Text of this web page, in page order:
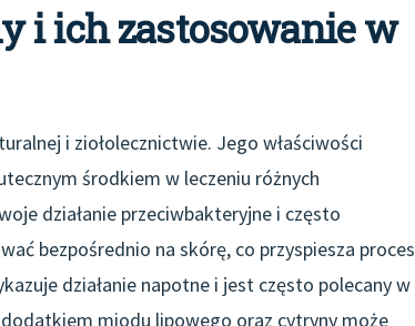
i ich zastosowanie w
i ziołolecznictwie. Jego właściwości
środkiem w leczeniu różnych
działanie przeciwbakteryjne i często
bezpośrednio na skórę, co przyspiesza proces
działanie napotne i jest często polecany w
miodu lipowego oraz cytryny może